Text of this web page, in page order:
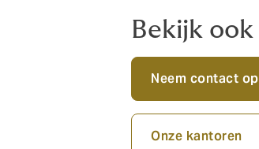
Bekijk ook
Neem contact op
Onze kantoren